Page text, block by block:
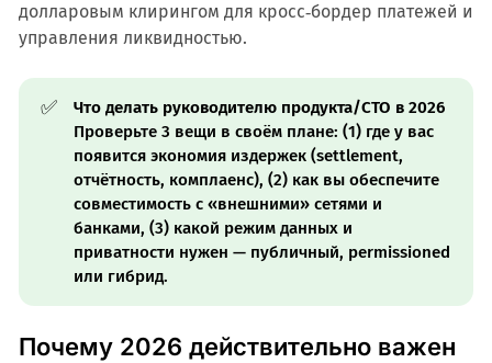
долларовым клирингом для кросс‑бордер платежей и
управления ликвидностью.
✅
Что делать руководителю продукта/CTO в 2026
Проверьте 3 вещи в своём плане: (1) где у вас
появится экономия издержек (settlement,
отчётность, комплаенс), (2) как вы обеспечите
совместимость с «внешними» сетями и
банками, (3) какой режим данных и
приватности нужен — публичный, permissioned
или гибрид.
Почему 2026 действительно важен